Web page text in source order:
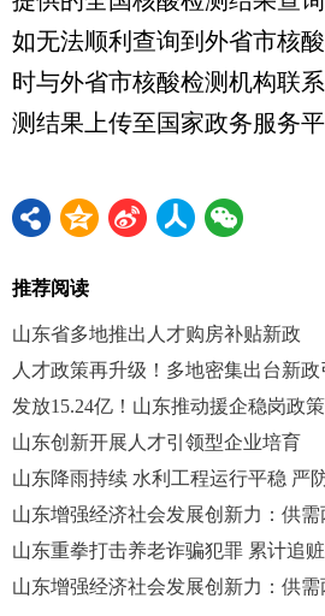
如无法顺利查询到外省市核
时与外省市核酸检测机构联
测结果上传至国家政务服务平
推荐阅读
山东省多地推出人才购房补贴新政
人才政策再升级！多地密集出台新政
发放15.24亿！山东推动援企稳岗政
山东创新开展人才引领型企业培育
山东降雨持续 水利工程运行平稳 严
山东增强经济社会发展创新力：供需
山东重拳打击养老诈骗犯罪 累计追
山东增强经济社会发展创新力：供需